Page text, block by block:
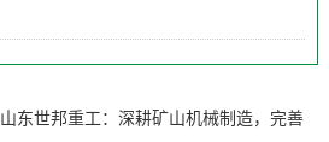
山东世邦重工：深耕矿山机械制造，完善